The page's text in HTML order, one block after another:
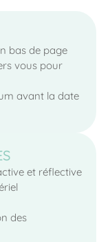
bas de page
vous pour
avant la date
et réflective
des